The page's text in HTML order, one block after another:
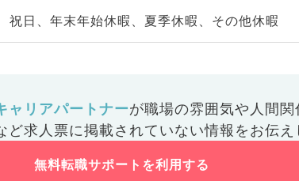
祝日、年末年始休暇、夏季休暇、その他休暇
ャリアパートナーが職場の雰囲気や人間関
ど求人票に掲載されていない情報をお伝え
無料転職サポートを利用する